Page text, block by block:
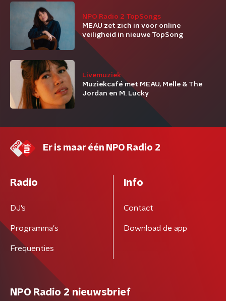
NPO Radio 2 TopSongs
MEAU zet zich in voor online
veiligheid in nieuwe TopSong
Livemuziek
Muziekcafé met MEAU, Melle & The
Jordan en M. Lucky
Er is maar één NPO Radio 2
Radio
DJ’s
Programma's
Frequenties
Info
Contact
Download de app
NPO Radio 2 nieuwsbrief